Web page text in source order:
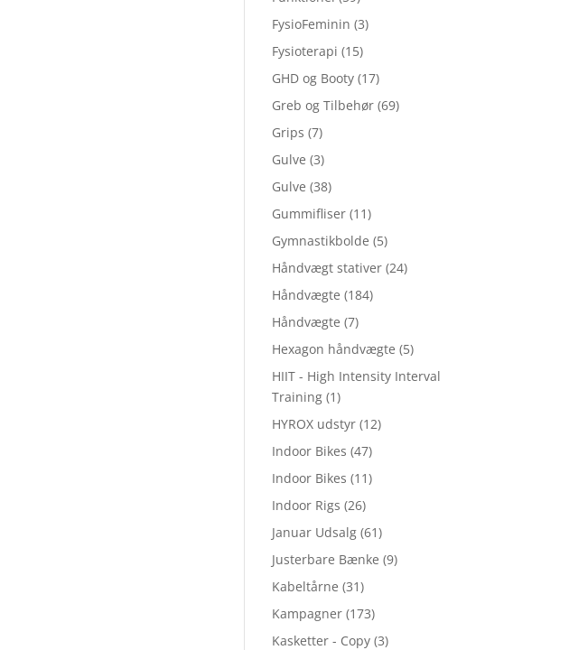
FysioFeminin (3)
Fysioterapi (15)
GHD og Booty (17)
Greb og Tilbehør (69)
Grips (7)
Gulve (3)
Gulve (38)
Gummifliser (11)
Gymnastikbolde (5)
Håndvægt stativer (24)
Håndvægte (184)
Håndvægte (7)
Hexagon håndvægte (5)
HIIT - High Intensity Interval
Training (1)
HYROX udstyr (12)
Indoor Bikes (47)
Indoor Bikes (11)
Indoor Rigs (26)
Januar Udsalg (61)
Justerbare Bænke (9)
Kabeltårne (31)
Kampagner (173)
Kasketter - Copy (3)